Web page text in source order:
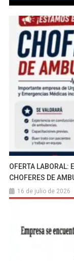
OFERTA LABORAL:
CHOFERES DE
16 de julio de 2026